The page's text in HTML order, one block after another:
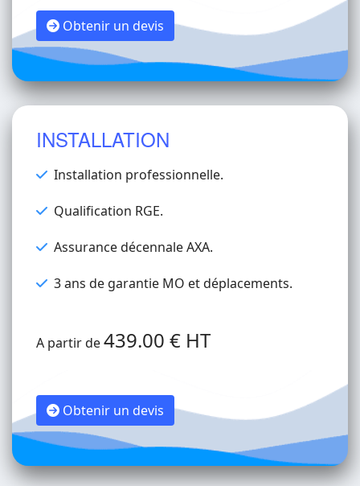
Obtenir un devis
INSTALLATION
Installation professionnelle.
Qualification RGE.
Assurance décennale AXA.
3 ans de garantie MO et déplacements.
A partir de439.00 € HT
Obtenir un devis